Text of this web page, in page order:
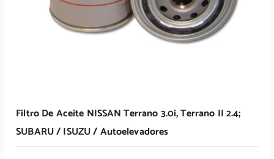
Filtro De Aceite NISSAN Terrano 3.0i, Terrano II 2.4;
SUBARU / ISUZU / Autoelevadores